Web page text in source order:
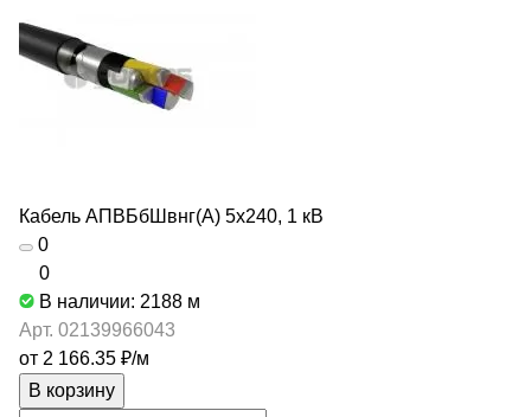
Кабель АПВБбШвнг(А) 5х240, 1 кВ
0
0
В наличии: 2188 м
Арт. 02139966043
от 2 166.35 ₽/м
В корзину